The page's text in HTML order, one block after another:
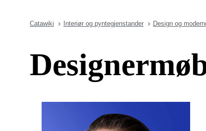
Catawiki Interiør og pyntegjenstander Design og